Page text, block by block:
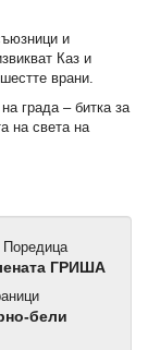
и
Каз и
врани.
града – битка за
на света на
Поредица
ГРИША
бели